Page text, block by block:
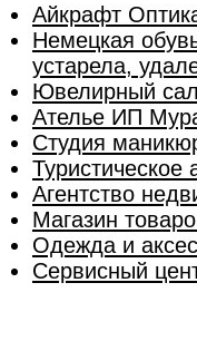
Айкрафт
Немецкая
устарела,
Ювелирный
Ателье ИП
Студия
Туристическое
Агентство
Магазин
Одежда и
Сервисный